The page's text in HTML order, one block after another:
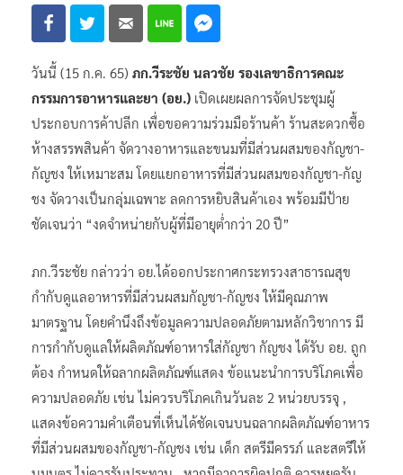
วันนี้ (15 ก.ค. 65) ภก.วีระชัย นลวชัย รองเลขาธิการคณะ
กรรมการอาหารและยา (อย.) เปิดเผยผลการจัดประชุมผู้
ประกอบการค้าปลีก เพื่อขอความร่วมมือร้านค้า ร้านสะดวกซื้อ
ห้างสรรพสินค้า จัดวางอาหารและขนมที่มีส่วนผสมของกัญชา-
กัญชง ให้เหมาะสม โดยแยกอาหารที่มีส่วนผสมของกัญชา-กัญ
ชง จัดวางเป็นกลุ่มเฉพาะ ลดการหยิบสินค้าเอง พร้อมมีป้าย
ชัดเจนว่า “งดจำหน่ายกับผู้ที่มีอายุต่ำกว่า 20 ปี”
ภก.วีระชัย กล่าวว่า อย.ได้ออกประกาศกระทรวงสาธารณสุข
กำกับดูแลอาหารที่มีส่วนผสมกัญชา-กัญชง ให้มีคุณภาพ
มาตรฐาน โดยคำนึงถึงข้อมูลความปลอดภัยตามหลักวิชาการ มี
การกำกับดูแลให้ผลิตภัณฑ์อาหารใส่กัญชา กัญชง ได้รับ อย. ถูก
ต้อง กำหนดให้ฉลากผลิตภัณฑ์แสดง ข้อแนะนำการบริโภคเพื่อ
ความปลอดภัย เช่น ไม่ควรบริโภคเกินวันละ 2 หน่วยบรรจุ ,
แสดงข้อความคำเตือนที่เห็นได้ชัดเจนบนฉลากผลิตภัณฑ์อาหาร
ที่มีส่วนผสมของกัญชา-กัญชง เช่น เด็ก สตรีมีครรภ์ และสตรีให้